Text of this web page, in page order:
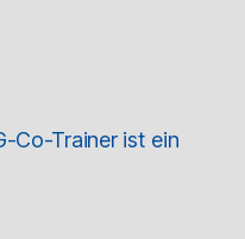
Co-Trainer ist ein